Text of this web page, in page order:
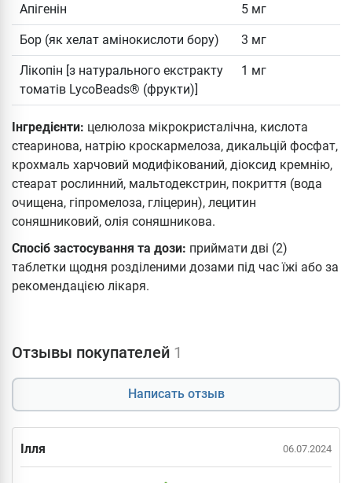
Апігенін 5 мг
Бор (як хелат амінокислоти бору) 3 мг
Лікопін [з натурального екстракту
томатів LycoBeads® (фрукти)]
1 мг
Інгредієнти: целюлоза мікрокристалічна, кислота
стеаринова, натрію кроскармелоза, дикальцій фосфат,
крохмаль харчовий модифікований, діоксид кремнію,
стеарат рослинний, мальтодекстрин, покриття (вода
очищена, гіпромелоза, гліцерин), лецитин
соняшниковий, олія соняшникова.
Спосіб застосування та дози: приймати дві (2)
таблетки щодня розділеними дозами під час їжі або за
рекомендацією лікаря.
Отзывы покупателей 1
Написать отзыв
Ілля 06.07.2024